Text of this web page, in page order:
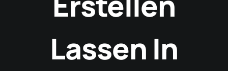
Lassen In